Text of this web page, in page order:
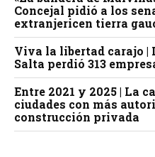
Concejal pidió a los
extranjericen tierra
Viva la libertad carajo |
Salta perdió 313
Entre 2021 y 2025 | La
ciudades con más
construcción privada